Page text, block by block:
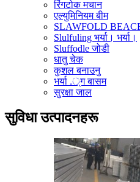
रिंगटोक मचान
एल्युमिनियम बीम
SLAWFOLD
Slulfuling भर्या। भर्या।
Sluffodle जोडी
धातु चेक
कुशल बनाउनु
भर्या .्ग बासम
सुरक्षा जाल
सुविधा उत्पादनहरू